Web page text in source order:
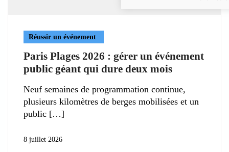
Réussir un événement
Paris Plages 2026 : gérer un événement
public géant qui dure deux mois
Neuf semaines de programmation continue,
plusieurs kilomètres de berges mobilisées et un
public
8 juillet 2026